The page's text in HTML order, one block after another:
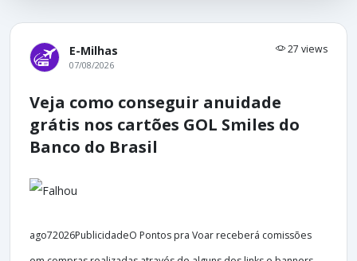
E-Milhas 27 views
07/08/2026
Veja como conseguir anuidade
grátis nos cartões GOL Smiles do
Banco do Brasil
ago72026PublicidadeO Pontos pra Voar receberá comissões